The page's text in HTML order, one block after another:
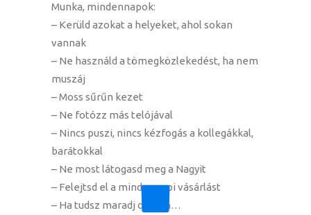
Munka, mindennapok:
– Kerüld azokat a helyeket, ahol sokan
vannak
– Ne használd a tömegközlekedést, ha nem
muszáj
– Moss sűrűn kezet
– Ne fotózz más telójával
– Nincs puszi, nincs kézfogás a kollegákkal,
barátokkal
– Ne most látogasd meg a Nagyit
– Felejtsd el a mindennapi vásárlást
– Ha tudsz maradj otthon…